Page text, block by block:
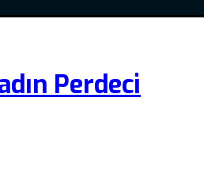
Perdeci